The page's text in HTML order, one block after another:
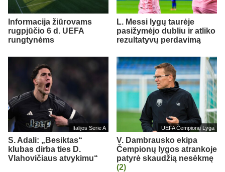
Informacija žiūrovams
rugpjūčio 6 d. UEFA
rungtynėms
L. Messi lygų taurėje
pasižymėjo dubliu ir atliko
rezultatyvų perdavimą
Italijos Serie A
S. Adali: „Besiktas“
klubas dirba ties D.
Vlahovičiaus atvykimu“
UEFA Čempionų Lyga
V. Dambrausko ekipa
Čempionų lygos atrankoje
patyrė skaudžią nesėkmę
(2)